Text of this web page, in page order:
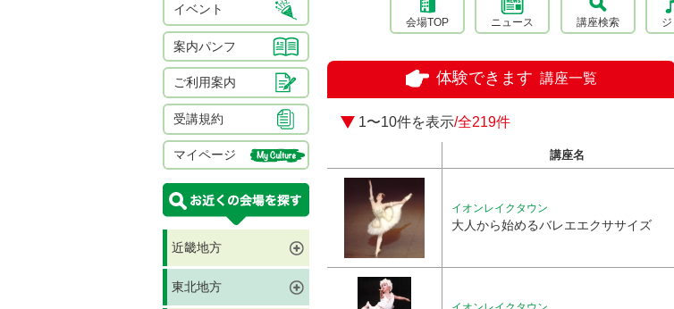
イベント
案内パンフ
ご利用案内
受講規約
マイページ
近畿地方
東北地方
会場TOP ニュース 講座検索
体験できます 講座一覧
1〜10件を表示/全219件
講座名
イオンレイクタウン
大人から始めるバレエエクササイズ